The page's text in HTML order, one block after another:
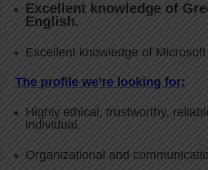
Excellent knowledge of
English.
Excellent knowledge of
The profile we’re looking for:
Highly ethical, trustworthy,
individual.
Organizational and